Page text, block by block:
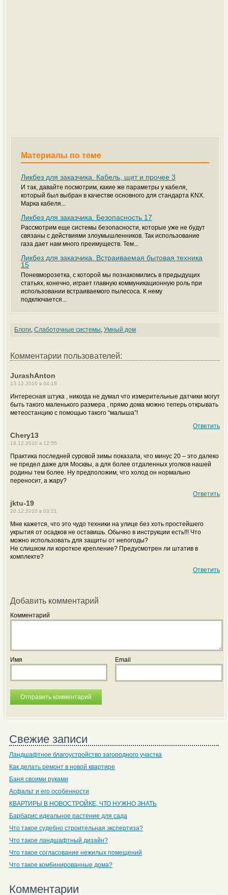
Материалы по теме
Ликбез для заказчика. Кабель, щит и прочее 3
И так, давайте посмотрим, какие же параметры у кабеля,
который был выбран в качестве основного для стандарта KNX.
Марка кабеля...
Ликбез для заказчика. Безопасность 17
Рассмотрим еще системы безопасности, которые уже не будут
связаны с действиями злоумышленников. Так использование
газа дает нам много преимуществ. Тем...
Ликбез для заказчика. Встраиваемая бытовая техника
15
Поневморозетка, с которой мы познакомились в предыдущих
статьях, конечно, играет главную коммуникационную роль при
использовании встраиваемого пылесоса. К нему
подключается...
Блоги, Слаботочные системы, Умный дом
Комментарии пользователей:
JurashAnton
13.12.2010 в 04:18
Интересная штука , никогда не думал что измерительные датчики могут
быть такого маленького размера , прямо дома можно теперь открывать
метеостанцию с помощью такого “малыша”!
Ответить
Chery13
18.12.2010 в 12:55
Практика последней суровой зимы показала, что минус 20 – это далеко
не предел даже для Москвы, а для более отдаленных уголков нашей
родины тем более. Ну предположим, что холод он нормально
переносит, а жару?
Ответить
jktu-19
20.12.2010 в 03:21
Мне кажется, что это чудо техники на улице без хоть простейшего
укрытия от осадков не оставишь. Обычно в инструкции есть!!! Что
можно использовать для защиты от непогоды?
Не слишком ли короткое крепление? Предусмотрен ли штатив в
комплекте?
Ответить
Добавить комментарий
Комментарий
Имя Email
Свежие записи
Ландшафтное благоустройство загородного участка
Как делать ремонт в новой квартире
Баня своими руками
Асфальт и его особенности
КВАРТИРЫ В НОВОСТРОЙКЕ, ЧТО НУЖНО ЗНАТЬ
Барбарис идеальное растение для сада
Что такое судебно строительная экспертиза?
Что такое ландшафтный дизайн?
Что такое согласование нежилых помещений
Что такое комбинированные дома?
Комментарии